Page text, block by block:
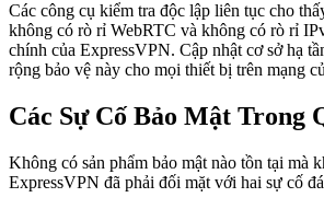
Các công cụ kiểm tra độc lập liên tục cho
không có rò rỉ WebRTC và không có rò rỉ
chính của ExpressVPN. Cập nhật cơ sở hạ
rộng bảo vệ này cho mọi thiết bị trên mạng
Các Sự Cố Bảo Mật Trong
Không có sản phẩm bảo mật nào tồn tại mà
ExpressVPN đã phải đối mặt với hai sự cố